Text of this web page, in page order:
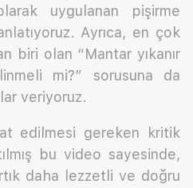
uygulanan pişirme
Ayrıca, en çok
biri olan “Mantar yıkanır
mi?” sorusuna da
veriyoruz.
edilmesi gereken kritik
bu video sayesinde,
daha lezzetli ve doğru